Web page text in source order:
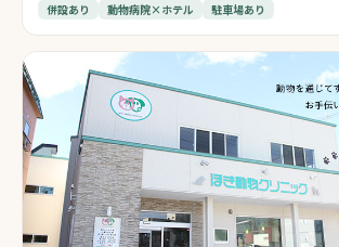
併設あり 動物病院×ホテル 駐車場あり